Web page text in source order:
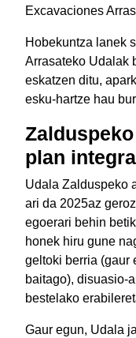
Excavaciones
Hobekuntza lanek
Arrasateko Udalak
eskatzen ditu,
esku-hartze hau
plan
Udala Zalduspeko
ari da 2025az
egoerari behin
honek hiru gune
geltoki berria (gaur
baitago), disuasio-
bestelako
Gaur egun, Udala